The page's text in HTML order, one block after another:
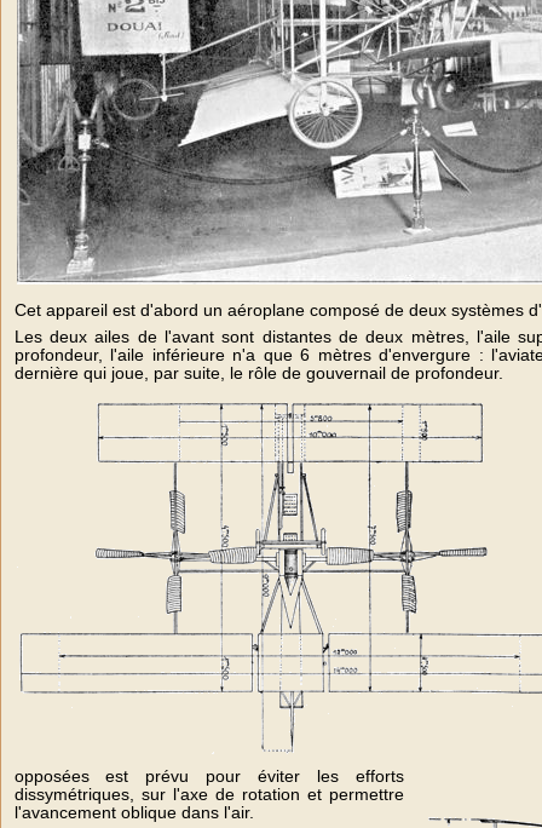
Cet appareil est d'abord un aéroplane composé de deux systèmes
Les deux ailes de l'avant sont distantes de deux mètres, l'aile
profondeur, l'aile inférieure n'a que 6 mètres d'envergure :
dernière qui joue, par suite, le rôle de gouvernail de profondeur.
opposées est prévu pour éviter les efforts
dissymétriques, sur l'axe de rotation et permettre
l'avancement oblique dans l'air.